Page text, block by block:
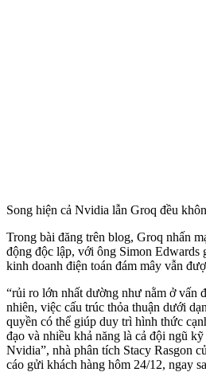
Song hiện cả Nvidia lẫn Groq đều
Trong bài đăng trên blog, Groq nhấn
động độc lập, với ông Simon Edwards
kinh doanh điện toán đám mây vẫn
“rủi ro lớn nhất dường như nằm ở vấn
nhiên, việc cấu trúc thỏa thuận dưới
quyền có thể giúp duy trì hình thức
đạo và nhiều khả năng là cả đội ngũ
Nvidia”, nhà phân tích Stacy Rasgon
cáo gửi khách hàng hôm 24/12, ngay